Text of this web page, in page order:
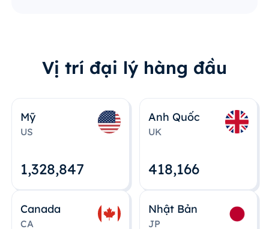
Vị trí đại lý hàng đầu
Mỹ
US
1,328,848
Anh Quốc
UK
418,167
Canada
CA
Nhật Bản
JP